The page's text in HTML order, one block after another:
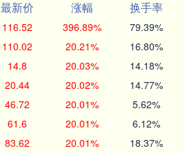
最新价 涨幅
换手率
116.52 396.89% 79.39%
110.02 20.21% 16.80%
14.8 20.03% 14.18%
20.44 20.02% 14.77%
46.72 20.01% 5.62%
61.6 20.01% 6.12%
83.62 20.01% 18.37%